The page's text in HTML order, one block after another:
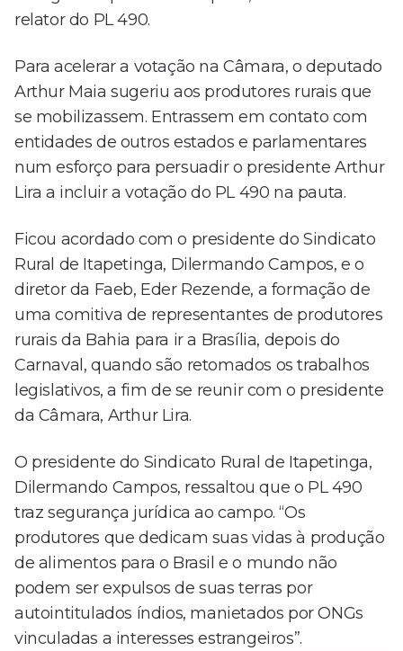
relator do PL 490.
Para acelerar a votação na Câmara, o deputado
Arthur Maia sugeriu aos produtores rurais que
se mobilizassem. Entrassem em contato com
entidades de outros estados e parlamentares
num esforço para persuadir o presidente Arthur
Lira a incluir a votação do PL 490 na pauta.
Ficou acordado com o presidente do Sindicato
Rural de Itapetinga, Dilermando Campos, e o
diretor da Faeb, Eder Rezende, a formação de
uma comitiva de representantes de produtores
rurais da Bahia para ir a Brasília, depois do
Carnaval, quando são retomados os trabalhos
legislativos, a fim de se reunir com o presidente
da Câmara, Arthur Lira.
O presidente do Sindicato Rural de Itapetinga,
Dilermando Campos, ressaltou que o PL 490
traz segurança jurídica ao campo. “Os
produtores que dedicam suas vidas à produção
de alimentos para o Brasil e o mundo não
podem ser expulsos de suas terras por
autointitulados índios, manietados por ONGs
vinculadas a interesses estrangeiros”.